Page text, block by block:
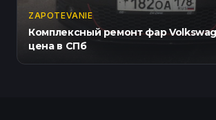
ZAPOTEVANIE
Комплексный ремонт фар
цена в СПб